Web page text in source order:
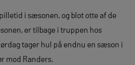
i sæsonen, og blot otte af de
er tilbage i truppen hos
tager hul på endnu en sæson i
mod Randers.